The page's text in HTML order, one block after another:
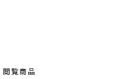
閲覧商品